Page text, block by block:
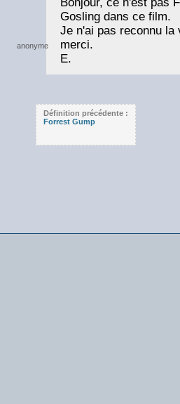
Gosling dans ce film.
Je n'ai pas reconnu la
merci.
E.
Définition précédente :
Forrest Gump